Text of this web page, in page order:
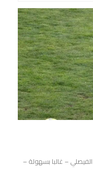
– غالبا بسهولة –